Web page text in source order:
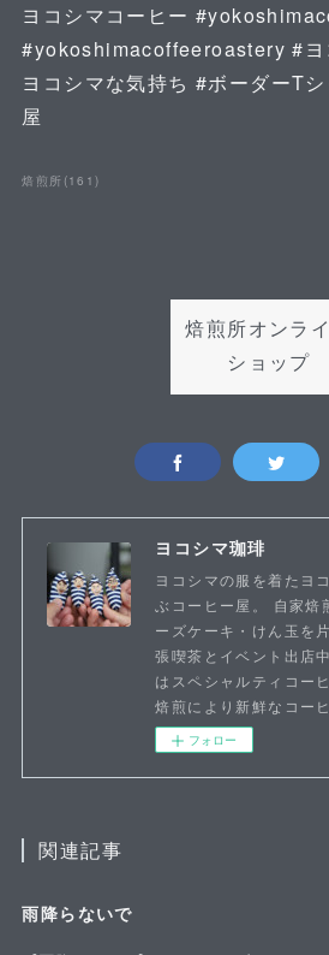
ヨコシマコーヒー
#yokoshimacoffeeroastery #ヨ
ヨコシマな気持ち #ボーダーT
屋
焙煎所 (161)
焙煎所オンラ
ショップ
ヨコシマ珈琲
ヨコシマの服を着たヨ
ぶコーヒー屋。 自家焙
ーズケーキ・けん玉を
張喫茶とイベント出店
はスペシャルティコー
焙煎により新鮮なコー
フォロー
関連記事
雨降らないで